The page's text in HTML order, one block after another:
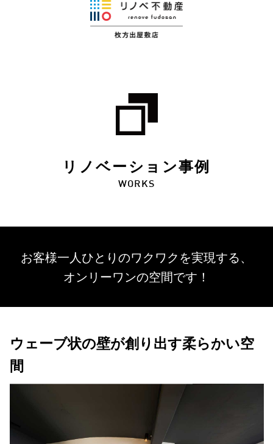
リノベーション事例
WORKS
お客様一人ひとりのワクワクを実現する、
オンリーワンの空間です！
ウェーブ状の壁が創り出す柔らかい空
間